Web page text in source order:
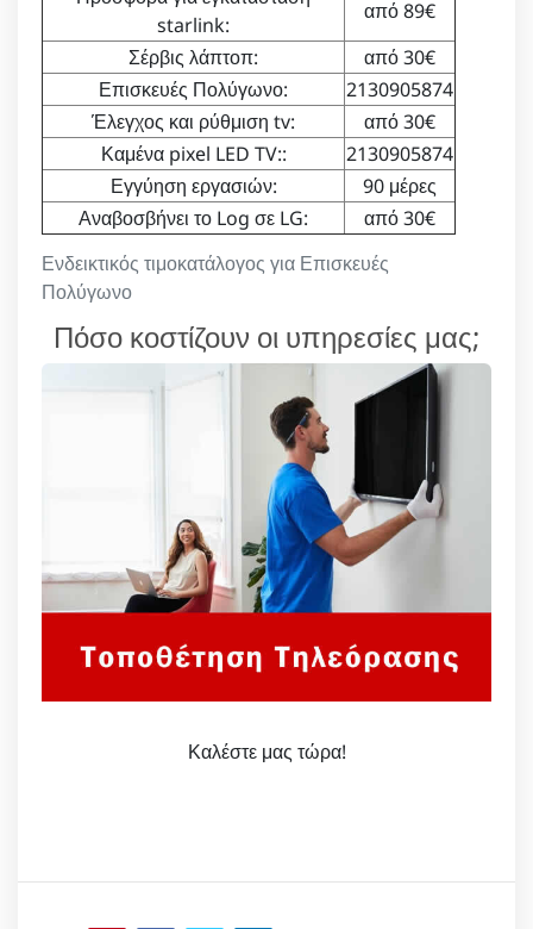
Ενδεικτικός τιμοκατάλογος για Επισκευές
Πολύγωνο
starlink:
από 89€
Σέρβις λάπτοπ:
από 30€
Επισκευές Πολύγωνο:
2130905874
Έλεγχος και ρύθμιση tv:
από 30€
Καμένα pixel LED TV::
2130905874
Εγγύηση εργασιών:
90 μέρες
Αναβοσβήνει το Log σε LG:
από 30€
Πόσο κοστίζουν οι υπηρεσίες μας;
Καλέστε μας τώρα!